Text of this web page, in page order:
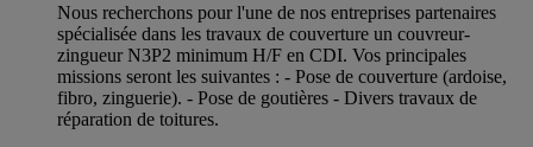
Nous recherchons pour l'une de nos entreprises partenaires
spécialisée dans les travaux de couverture un couvreur-
zingueur N3P2 minimum H/F en CDI. Vos principales
missions seront les suivantes : - Pose de couverture (ardoise,
fibro, zinguerie). - Pose de goutières - Divers travaux de
réparation de toitures.